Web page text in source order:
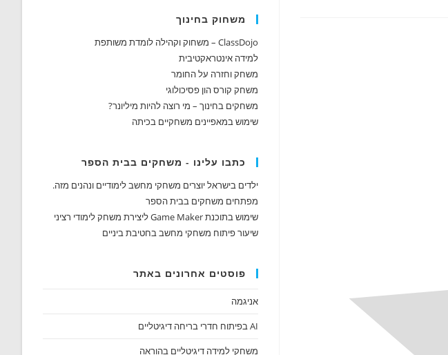
משחוק בחינוך
ClassDojo – משחוק וקהילה לומדת משותפת
למידה אינטראקטיבית
משחק וחזרה על החומר
משחק קורס הון פסיכולוגי
משחקים בחינוך – מי רוצה להיות מיליונר?
שימוש במאפיינים משחקיים בכיתה
כתבו עלינו - משחקים בבית הספר
ילדים בישראל יוצרים משחקי מחשב לימודיים ונהנים מזה.
מפתחים משחקים בבית הספר
שימוש בתוכנת Game Maker ליצירת משחק לימודי רציני
שיעור פיתוח משחקי מחשב בחטיבת ביניים
פוסטים אחרונים באתר
אניגמה
AI בפיתוח חדרי בריחה דיגיטליים
משחקי למידה דיגיטליים בהוראה